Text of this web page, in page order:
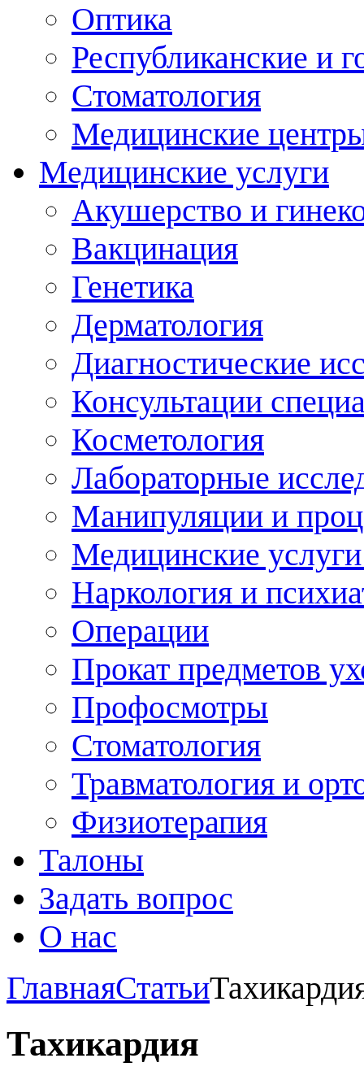
Оптика
Республиканские и
Стоматология
Медицинские
Медицинские услуги
Акушерство и
Вакцинация
Генетика
Дерматология
Диагностические
Консультации
Косметология
Лабораторные
Манипуляции и
Медицинские
Наркология и
Операции
Прокат предметов
Профосмотры
Стоматология
Травматология и
Физиотерапия
Талоны
Задать вопрос
О нас
ГлавнаяСтатьи
Тахикардия